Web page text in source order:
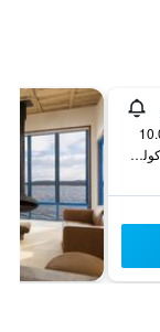
2352 Coles Bay Road, كوليس باي, TAS, أستراليا